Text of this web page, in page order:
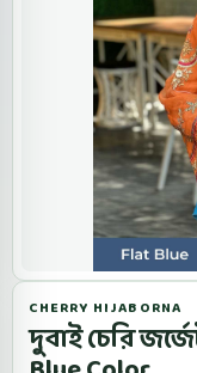
CHERRY HIJAB ORNA
দুবাই চেরি